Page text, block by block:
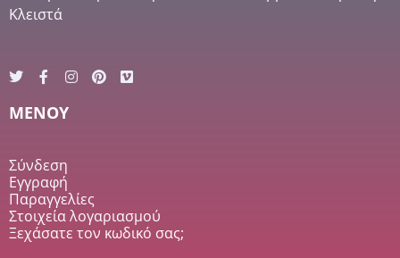
Κλειστά
MENOY
Σύνδεση
Εγγραφή
Παραγγελίες
Στοιχεία λογαριασμού
Ξεχάσατε τον κωδικό σας;